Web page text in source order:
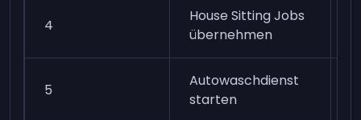
4
House Sitting Jobs
übernehmen
5
Autowaschdienst
starten